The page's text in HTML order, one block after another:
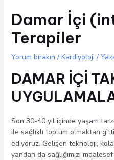
Damar İçi
Terapiler
Yorum bırakın / Kardiyoloji /
DAMAR İÇİ
Son 30-40 yıl içinde yaşam
ile sağlıklı toplum olmaktan
ediyoruz. Gelişen teknoloji,
yandan da sağlığımızı